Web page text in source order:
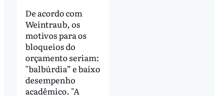
De acordo com
Weintraub, os
motivos para os
bloqueios do
orçamento seriam:
"balbúrdia” e baixo
desempenho
acadêmico. "A